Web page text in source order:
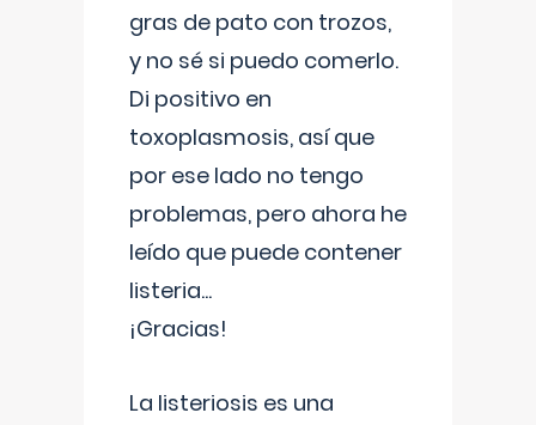
gras de pato con trozos,
y no sé si puedo comerlo.
Di positivo en
toxoplasmosis, así que
por ese lado no tengo
problemas, pero ahora he
leído que puede contener
listeria...
¡Gracias!
La listeriosis es una